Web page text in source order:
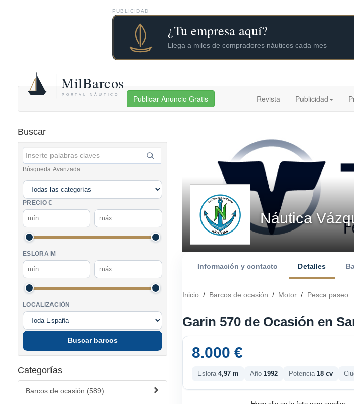
PUBLICIDAD
Publicar Anuncio Gratis Revista Publicidad
Buscar
Búsqueda Avanzada
PRECIO €
–
ESLORA M
–
LOCALIZACIÓN
Buscar barcos
Categorías
Barcos de ocasión (589)
Náutica
Información y contacto Detalles
Inicio / Barcos de ocasión / Motor / Pesca paseo
Garin 570 de Ocasión en
8.000 €
Eslora 4,97 m Año 1992 Potencia 18 cv